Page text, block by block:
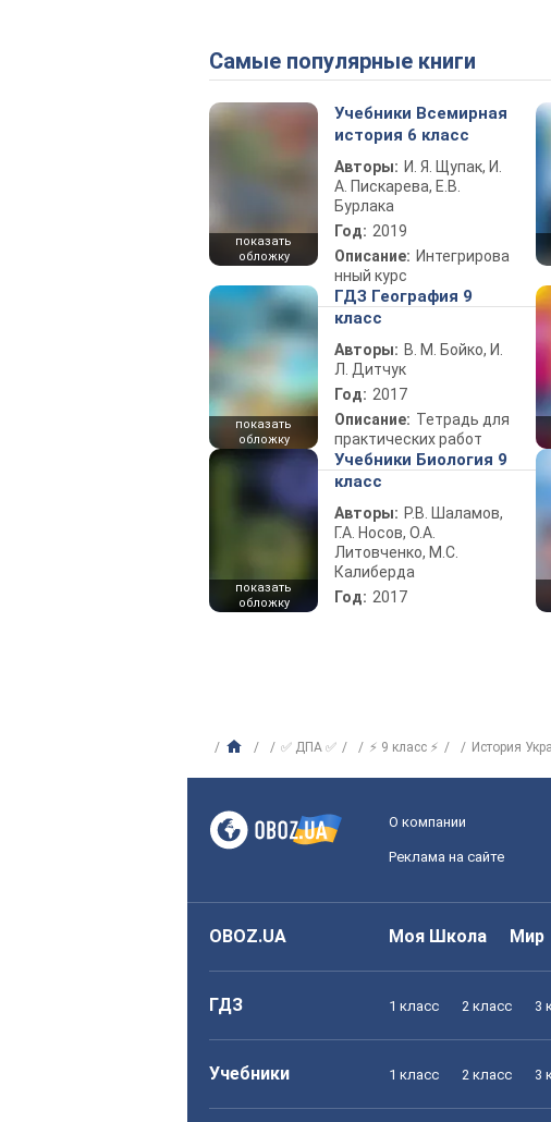
Самые популярные книги
показать
обложку
Учебники Всемирная
история 6 класс
Авторы: И. Я. Щупак, И.
А. Пискарева, Е.В.
Бурлака
Год: 2019
Описание: Интегрирова
нный курс
показать
обложку
ГДЗ География 9
класс
Авторы: В. М. Бойко, И.
Л. Дитчук
Год: 2017
Описание: Тетрадь для
практических работ
показать
обложку
Учебники Биология 9
класс
Авторы: Р.В. Шаламов,
Г.А. Носов, О.А.
Литовченко, М.С.
Калиберда
Год: 2017
✅ ДПА ✅ ⚡ 9 класс ⚡ История
О компании
Реклама на сайте
OBOZ.UA Моя Школа Мир
ГДЗ 1 класс 2 класс 3
Учебники 1 класс 2 класс 3